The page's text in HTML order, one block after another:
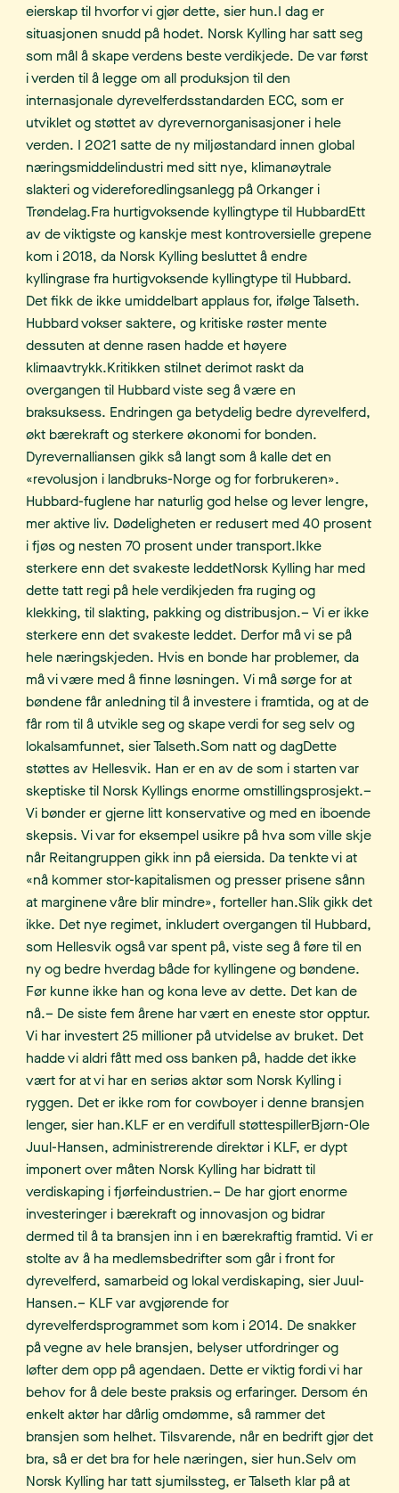
eierskap til hvorfor vi gjør dette, sier hun.I dag er
situasjonen snudd på hodet. Norsk Kylling har satt seg
som mål å skape verdens beste verdikjede. De var først
i verden til å legge om all produksjon til den
internasjonale dyrevelferdsstandarden ECC, som er
utviklet og støttet av dyrevernorganisasjoner i hele
verden. I 2021 satte de ny miljøstandard innen global
næringsmiddelindustri med sitt nye, klimanøytrale
slakteri og videreforedlingsanlegg på Orkanger i
Trøndelag.Fra hurtigvoksende kyllingtype til HubbardEtt
av de viktigste og kanskje mest kontroversielle grepene
kom i 2018, da Norsk Kylling besluttet å endre
kyllingrase fra hurtigvoksende kyllingtype til Hubbard.
Det fikk de ikke umiddelbart applaus for, ifølge Talseth.
Hubbard vokser saktere, og kritiske røster mente
dessuten at denne rasen hadde et høyere
klimaavtrykk.Kritikken stilnet derimot raskt da
overgangen til Hubbard viste seg å være en
braksuksess. Endringen ga betydelig bedre dyrevelferd,
økt bærekraft og sterkere økonomi for bonden.
Dyrevernalliansen gikk så langt som å kalle det en
«revolusjon i landbruks-Norge og for forbrukeren».
Hubbard-fuglene har naturlig god helse og lever lengre,
mer aktive liv. Dødeligheten er redusert med 40 prosent
i fjøs og nesten 70 prosent under transport.Ikke
sterkere enn det svakeste leddetNorsk Kylling har med
dette tatt regi på hele verdikjeden fra ruging og
klekking, til slakting, pakking og distribusjon.– Vi er ikke
sterkere enn det svakeste leddet. Derfor må vi se på
hele næringskjeden. Hvis en bonde har problemer, da
må vi være med å finne løsningen. Vi må sørge for at
bøndene får anledning til å investere i framtida, og at de
får rom til å utvikle seg og skape verdi for seg selv og
lokalsamfunnet, sier Talseth.Som natt og dagDette
støttes av Hellesvik. Han er en av de som i starten var
skeptiske til Norsk Kyllings enorme omstillingsprosjekt.–
Vi bønder er gjerne litt konservative og med en iboende
skepsis. Vi var for eksempel usikre på hva som ville skje
når Reitangruppen gikk inn på eiersida. Da tenkte vi at
«nå kommer stor-kapitalismen og presser prisene sånn
at marginene våre blir mindre», forteller han.Slik gikk det
ikke. Det nye regimet, inkludert overgangen til Hubbard,
som Hellesvik også var spent på, viste seg å føre til en
ny og bedre hverdag både for kyllingene og bøndene.
Før kunne ikke han og kona leve av dette. Det kan de
nå.– De siste fem årene har vært en eneste stor opptur.
Vi har investert 25 millioner på utvidelse av bruket. Det
hadde vi aldri fått med oss banken på, hadde det ikke
vært for at vi har en seriøs aktør som Norsk Kylling i
ryggen. Det er ikke rom for cowboyer i denne bransjen
lenger, sier han.KLF er en verdifull støttespillerBjørn-Ole
Juul-Hansen, administrerende direktør i KLF, er dypt
imponert over måten Norsk Kylling har bidratt til
verdiskaping i fjørfeindustrien.– De har gjort enorme
investeringer i bærekraft og innovasjon og bidrar
dermed til å ta bransjen inn i en bærekraftig framtid. Vi er
stolte av å ha medlemsbedrifter som går i front for
dyrevelferd, samarbeid og lokal verdiskaping, sier Juul-
Hansen.– KLF var avgjørende for
dyrevelferdsprogrammet som kom i 2014. De snakker
på vegne av hele bransjen, belyser utfordringer og
løfter dem opp på agendaen. Dette er viktig fordi vi har
behov for å dele beste praksis og erfaringer. Dersom én
enkelt aktør har dårlig omdømme, så rammer det
bransjen som helhet. Tilsvarende, når en bedrift gjør det
bra, så er det bra for hele næringen, sier hun.Selv om
Norsk Kylling har tatt sjumilssteg, er Talseth klar på at